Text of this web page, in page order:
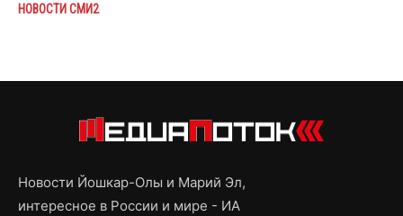
НОВОСТИ СМИ2
Новости Йошкар-Олы и Марий Эл,
интересное в России и мире - ИА